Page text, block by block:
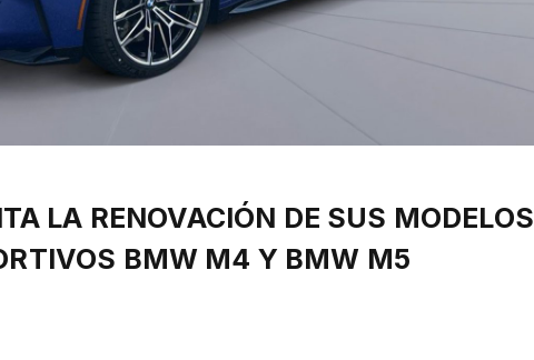
LA RENOVACIÓN DE SUS MODELOS
BMW M4 Y BMW M5